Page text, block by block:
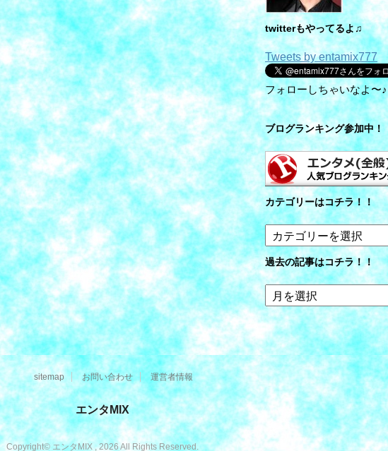
twitterもやってるよ♫
Tweets by entamix777
フォローしちゃいなよ〜♪
ブログランキング参加中！
カテゴリーはコチラ！！
テ
ゴ
リ
ー
は
コ
チ
ラ！！
過去の記事はコチラ！！
過
去
の
記
事
は
コ
チ
ラ！！
sitemap お問い合わせ 運営者情報
エンタMIX
Copyright© エンタMIX , 2026 All Rights Reserved.